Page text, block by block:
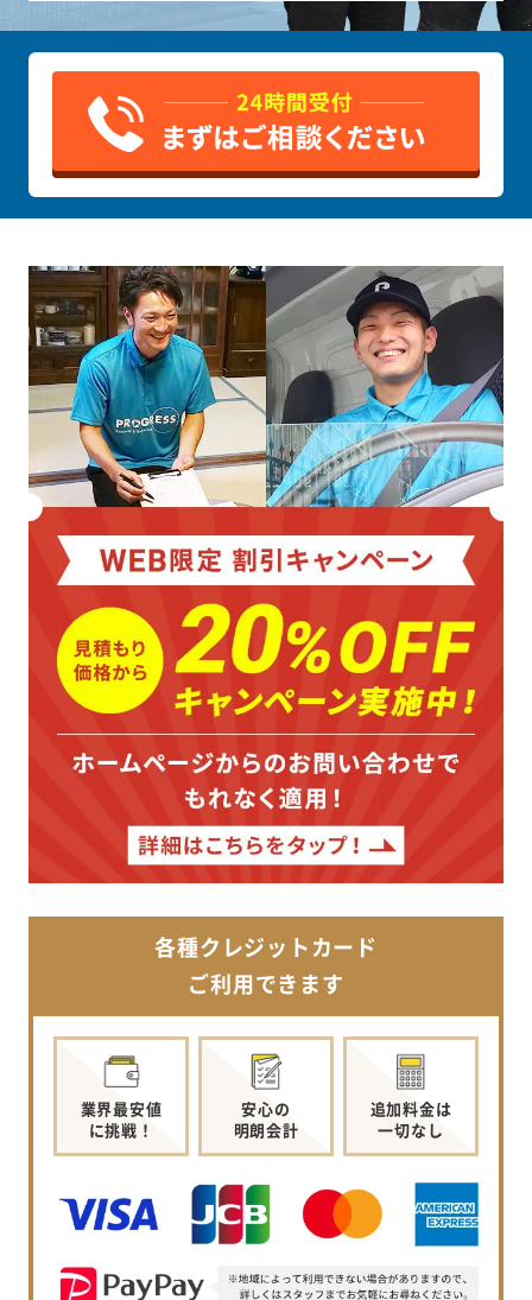
各種クレジットカード
ご利用できます
業界最安値
に挑戦！
安心の
明朗会計
追加料金は
一切なし